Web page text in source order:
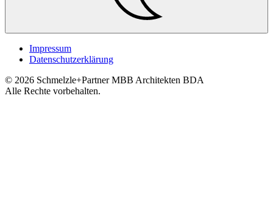
Impressum
Datenschutzerklärung
© 2026 Schmelzle+Partner MBB Architekten BDA
Alle Rechte vorbehalten.